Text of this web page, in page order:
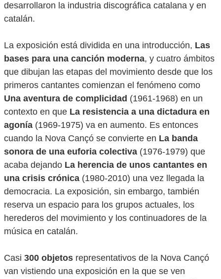
desarrollaron la industria discográfica catalana y en
catalán.
La exposición está dividida en una introducción, Las
bases para una canción moderna, y cuatro ámbitos
que dibujan las etapas del movimiento desde que los
primeros cantantes comienzan el fenómeno como
Una aventura de complicidad (1961-1968) en un
contexto en que La resistencia a una dictadura en
agonía (1969-1975) va en aumento. Es entonces
cuando la Nova Cançó se convierte en La banda
sonora de una euforia colectiva (1976-1979) que
acaba dejando La herencia de unos cantantes en
una crisis crónica (1980-2010) una vez llegada la
democracia. La exposición, sin embargo, también
reserva un espacio para los grupos actuales, los
herederos del movimiento y los continuadores de la
música en catalán.
Casi 300 objetos representativos de la Nova Cançó
van vistiendo una exposición en la que se ven